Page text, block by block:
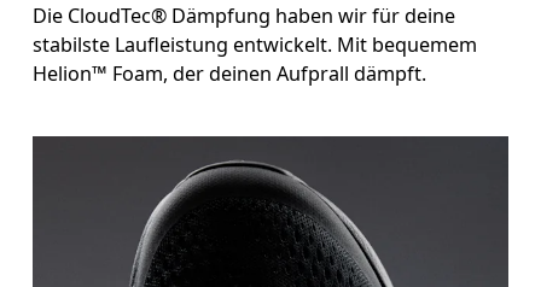
Die CloudTec® Dämpfung haben wir für deine
stabilste Laufleistung entwickelt. Mit bequemem
Helion™ Foam, der deinen Aufprall dämpft.